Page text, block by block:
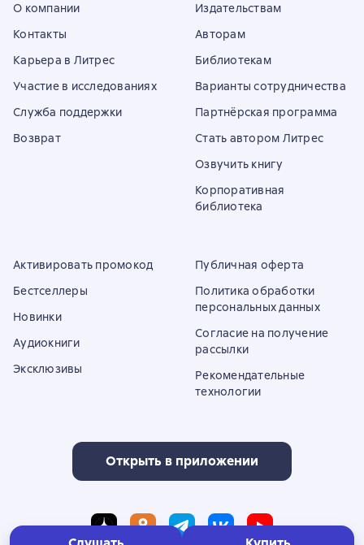
О компании
Контакты
Карьера в Литрес
Участие в исследованиях
Служба поддержки
Возврат
Издательствам
Авторам
Библиотекам
Варианты сотрудничества
Партнёрская программа
Стать автором Литрес
Озвучить книгу
Корпоративная
библиотека
Активировать промокод
Бестселлеры
Новинки
Аудиокниги
Эксклюзивы
Публичная оферта
Политика обработки
персональных данных
Согласие на получение
рассылки
Рекомендательные
технологии
Открыть в приложении